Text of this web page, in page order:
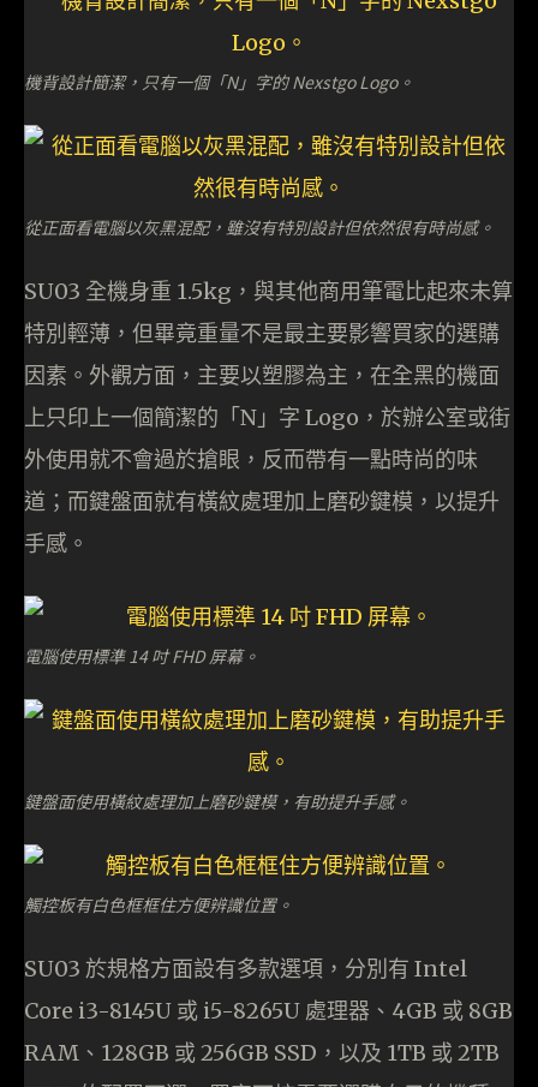
機背設計簡潔，只有一個「N」字的 Nexstgo Logo。
從正面看電腦以灰黑混配，雖沒有特別設計但依然很有時尚感。
SU03 全機身重 1.5kg，與其他商用筆電比起來未算
特別輕薄，但畢竟重量不是最主要影響買家的選購
因素。外觀方面，主要以塑膠為主，在全黑的機面
上只印上一個簡潔的「N」字 Logo，於辦公室或街
外使用就不會過於搶眼，反而帶有一點時尚的味
道；而鍵盤面就有橫紋處理加上磨砂鍵模，以提升
手感。
電腦使用標準 14 吋 FHD 屏幕。
鍵盤面使用橫紋處理加上磨砂鍵模，有助提升手感。
觸控板有白色框框住方便辨識位置。
SU03 於規格方面設有多款選項，分別有 Intel
Core i3-8145U 或 i5-8265U 處理器、4GB 或 8GB
RAM、128GB 或 256GB SSD，以及 1TB 或 2TB